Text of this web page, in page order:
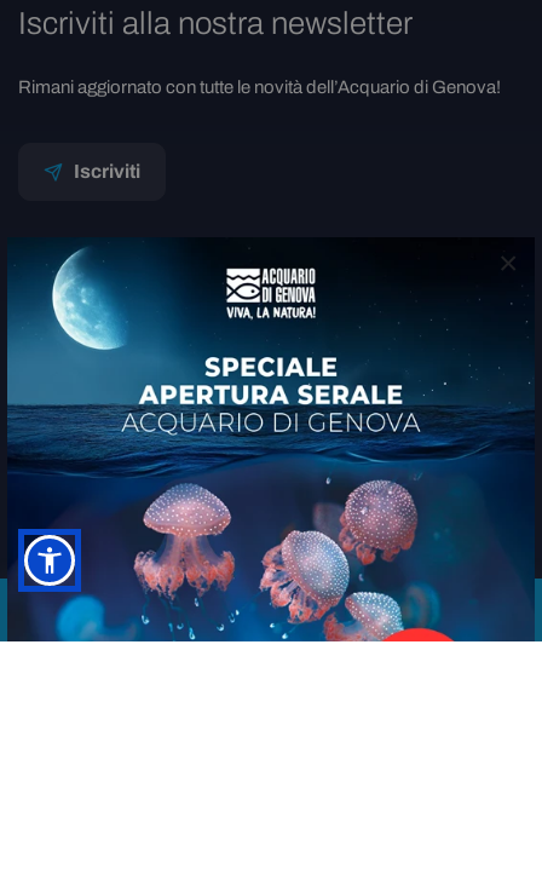
×
Iscriviti alla nostra newsletter
Rimani aggiornato con tutte le novità dell’Acquario di Genova!
Iscriviti
Costa Edutainment S.p.A.
Acquario di Genova
Area Porto Antico - Ponte Spinola - 16
16128 - Genova
Tel. +39 010.23451
Fax +39 010.256160
Piva e C.F. 03362540100
Siti WebbyDaisuke® CMS
Acquista ora Biglietti Hotel + Biglietti